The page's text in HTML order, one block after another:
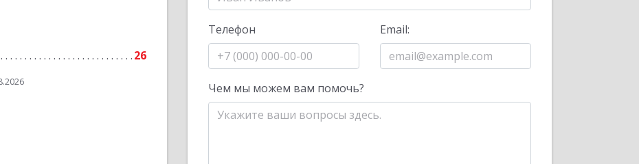
26
Телефон Email:
Чем мы можем вам помочь?